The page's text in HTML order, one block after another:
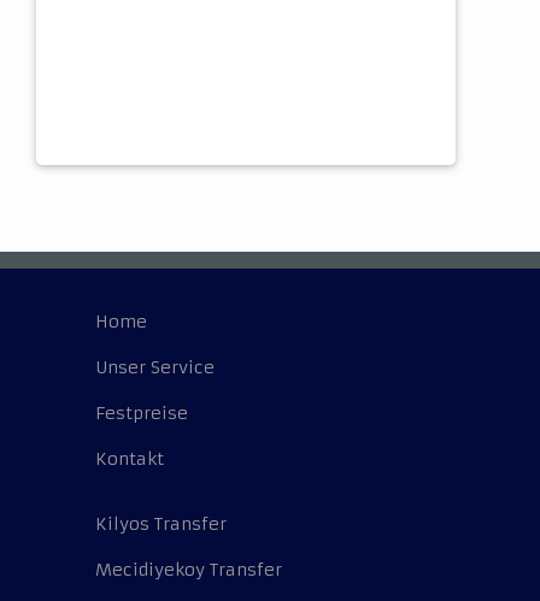
Home
Unser Service
Festpreise
Kontakt
Kilyos Transfer
Mecidiyekoy Transfer